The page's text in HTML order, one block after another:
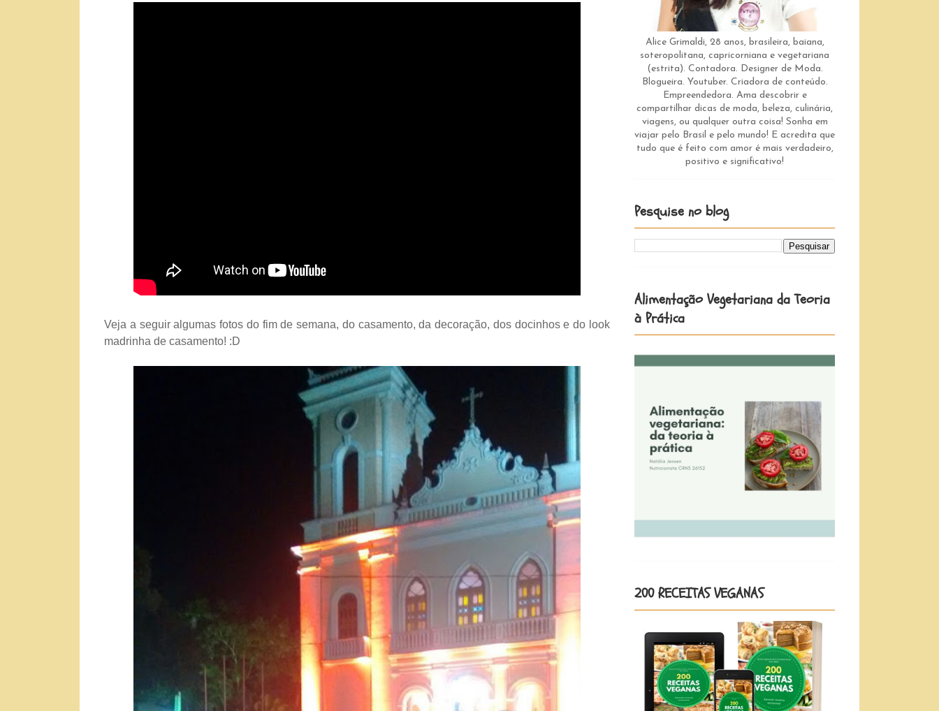
Veja a seguir algumas fotos do fim de semana, do casamento, da decoração, dos docinhos e do look
madrinha de casamento! :D
Alice Grimaldi, 28 anos, brasileira, baiana,
soteropolitana, capricorniana e vegetariana
(estrita). Contadora. Designer de Moda.
Blogueira. Youtuber. Criadora de conteúdo.
Empreendedora. Ama descobrir e
compartilhar dicas de moda, beleza, culinária,
viagens, ou qualquer outra coisa! Sonha em
viajar pelo Brasil e pelo mundo! E acredita que
tudo que é feito com amor é mais verdadeiro,
positivo e significativo!
Pesquise no blog
Alimentação Vegetariana da Teoria
à Prática
200 RECEITAS VEGANAS